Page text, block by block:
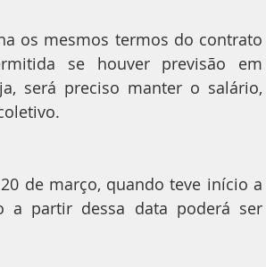
os mesmos termos do contrato
se houver previsão em
será preciso manter o salário,
de março, quando teve início a
a partir dessa data poderá ser